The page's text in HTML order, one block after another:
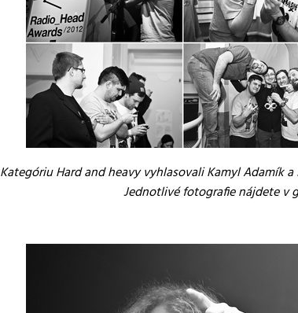
Kategóriu Hard and heavy vyhlasovali Kamyl Adamík
Jednotlivé fotografie nájdete v